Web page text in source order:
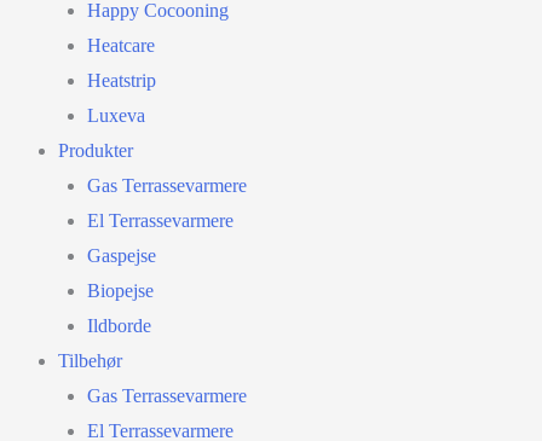
Happy Cocooning
Heatcare
Heatstrip
Luxeva
Produkter
Gas Terrassevarmere
El Terrassevarmere
Gaspejse
Biopejse
Ildborde
Tilbehør
Gas Terrassevarmere
El Terrassevarmere